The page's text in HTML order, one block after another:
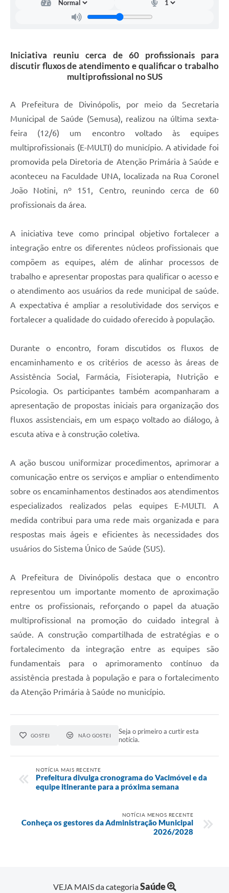
Iniciativa reuniu cerca de 60 profissionais para
discutir fluxos de atendimento e qualificar o trabalho
multiprofissional no SUS
A Prefeitura de Divinópolis, por meio da Secretaria
Municipal de Saúde (Semusa), realizou na última sexta-
feira (12/6) um encontro voltado às equipes
multiprofissionais (E-MULTI) do município. A atividade foi
promovida pela Diretoria de Atenção Primária à Saúde e
aconteceu na Faculdade UNA, localizada na Rua Coronel
João Notini, nº 151, Centro, reunindo cerca de 60
profissionais da área.
A iniciativa teve como principal objetivo fortalecer a
integração entre os diferentes núcleos profissionais que
compõem as equipes, além de alinhar processos de
trabalho e apresentar propostas para qualificar o acesso e
o atendimento aos usuários da rede municipal de saúde.
A expectativa é ampliar a resolutividade dos serviços e
fortalecer a qualidade do cuidado oferecido à população.
Durante o encontro, foram discutidos os fluxos de
encaminhamento e os critérios de acesso às áreas de
Assistência Social, Farmácia, Fisioterapia, Nutrição e
Psicologia. Os participantes também acompanharam a
apresentação de propostas iniciais para organização dos
fluxos assistenciais, em um espaço voltado ao diálogo, à
escuta ativa e à construção coletiva.
A ação buscou uniformizar procedimentos, aprimorar a
comunicação entre os serviços e ampliar o entendimento
sobre os encaminhamentos destinados aos atendimentos
especializados realizados pelas equipes E-MULTI. A
medida contribui para uma rede mais organizada e para
respostas mais ágeis e eficientes às necessidades dos
usuários do Sistema Único de Saúde (SUS).
A Prefeitura de Divinópolis destaca que o encontro
representou um importante momento de aproximação
entre os profissionais, reforçando o papel da atuação
multiprofissional na promoção do cuidado integral à
saúde. A construção compartilhada de estratégias e o
fortalecimento da integração entre as equipes são
fundamentais para o aprimoramento contínuo da
assistência prestada à população e para o fortalecimento
da Atenção Primária à Saúde no município.
GOSTEI NÃO GOSTEI
Seja o primeiro a curtir esta
notícia.
NOTÍCIA MAIS RECENTE
Prefeitura divulga cronograma do Vacimóvel e da
equipe itinerante para a próxima semana
NOTÍCIA MENOS RECENTE
Conheça os gestores da Administração Municipal
2026/2028
VEJA MAIS da categoriaSaúde